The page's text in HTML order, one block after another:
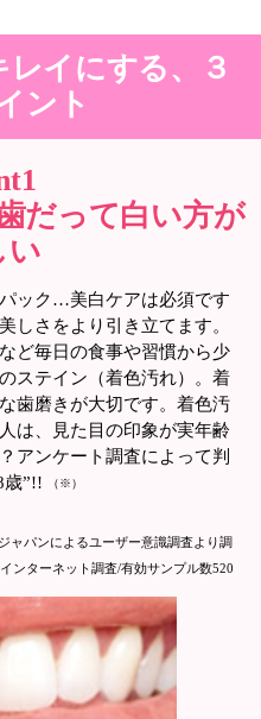
イにする、３
ント
だって白い方が
い
ック…美白ケアは必須です
しさをより引き立てます。
ど毎日の食事や習慣から少
ステイン（着色汚れ）。着
歯磨きが大切です。着色汚
は、見た目の印象が実年齢
アンケート調査によって判
”!!
（※）
ャパンによるユーザー意識調査より調
ンターネット調査/有効サンプル数520